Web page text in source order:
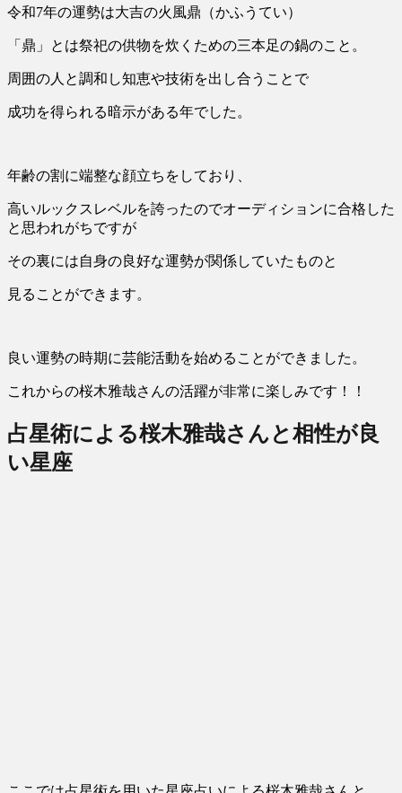
令和7年の運勢は大吉の火風鼎（かふうてい）
「鼎」とは祭祀の供物を炊くための三本足の鍋のこと。
周囲の人と調和し知恵や技術を出し合うことで
成功を得られる暗示がある年でした。
年齢の割に端整な顔立ちをしており、
高いルックスレベルを誇ったのでオーディションに合格した
と思われがちですが
その裏には自身の良好な運勢が関係していたものと
見ることができます。
良い運勢の時期に芸能活動を始めることができました。
これからの桜木雅哉さんの活躍が非常に楽しみです！！
占星術による桜木雅哉さんと相性が良
い星座